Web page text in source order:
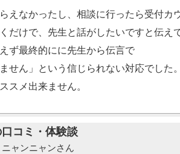
えなかったし、相談に行ったら受付カ
だけで、先生と話がしたいですと伝え
ず最終的にに先生から伝言で
せん」という信じられない対応でした。
スメ出来ません。
コミ・体験談
ャンニャンさん